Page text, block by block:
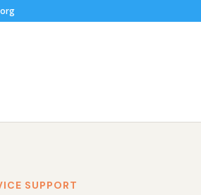
SUPPORT